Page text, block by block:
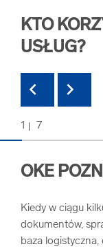
KTO
USŁUG?
chevron_left chevron_right
1 7
OKE
Kiedy w ciągu
dokumentów,
baza